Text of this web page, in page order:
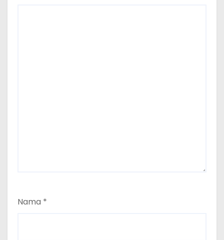
Nama *